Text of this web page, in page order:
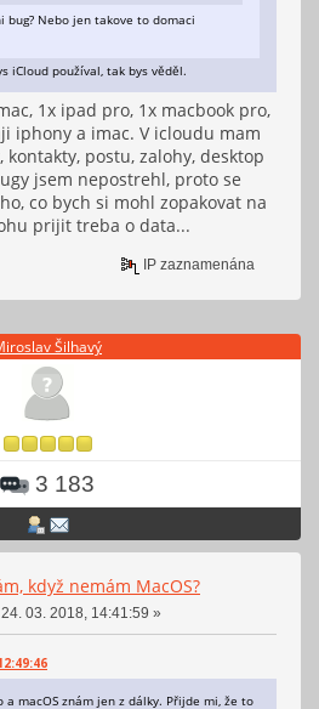
bug? Nebo jen takove to domaci
iCloud používal, tak bys věděl.
1x ipad pro, 1x macbook pro,
iphony a imac. V icloudu mam
postu, zalohy, desktop
jsem nepostrehl, proto se
co bych si mohl zopakovat na
prijit treba o data...
IP zaznamenána
Šilhavý
3 183
když nemám MacOS?
24. 03. 2018, 14:41:59 »
macOS znám jen z dálky. Přijde mi, že to